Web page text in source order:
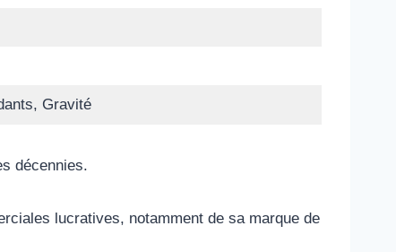
Gravité
décennies.
lucratives, notamment de sa marque de